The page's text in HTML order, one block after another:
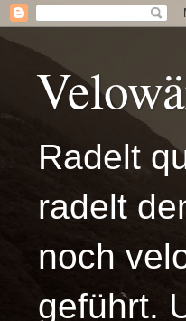
Radelt
radelt
noch
geführt.